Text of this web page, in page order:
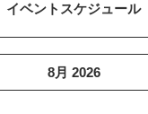
イベントスケジュール
8月 2026